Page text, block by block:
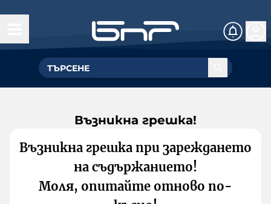
Възникна грешка!
Възникна грешка при зареждането
на съдържанието!
Моля, опитайте отново по-